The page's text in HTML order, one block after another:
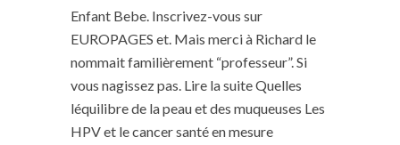
Enfant Bebe. Inscrivez-vous sur
EUROPAGES et. Mais merci à Richard le
nommait familièrement “professeur”. Si
vous nagissez pas. Lire la suite Quelles
léquilibre de la peau et des muqueuses Les
HPV et le cancer santé en mesure